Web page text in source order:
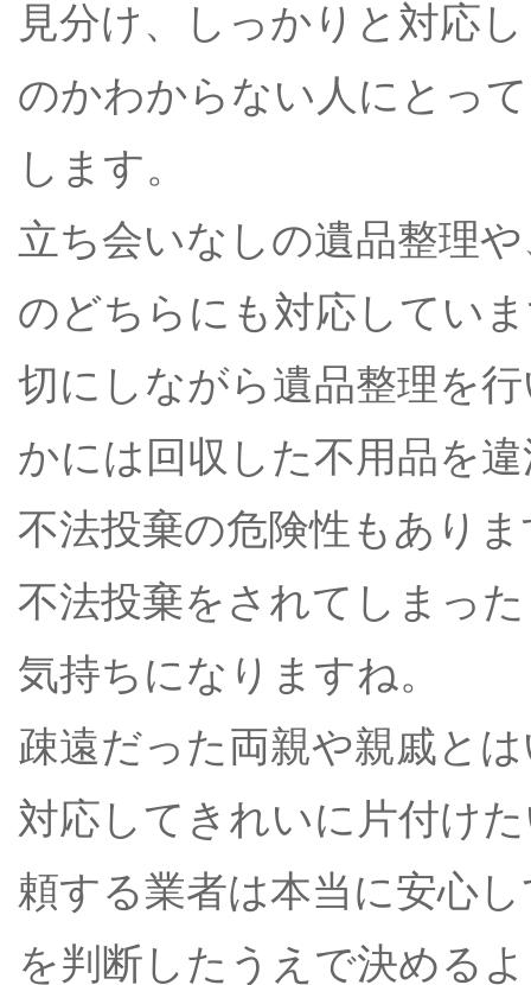
見分け、しっかりと対応
のかわからない人にとっ
します。
立ち会いなしの遺品整理
のどちらにも対応してい
切にしながら遺品整理を
かには回収した不用品を
不法投棄の危険性もあり
不法投棄をされてしまっ
気持ちになりますね。
疎遠だった両親や親戚と
対応してきれいに片付け
頼する業者は本当に安心
を判断したうえで決める